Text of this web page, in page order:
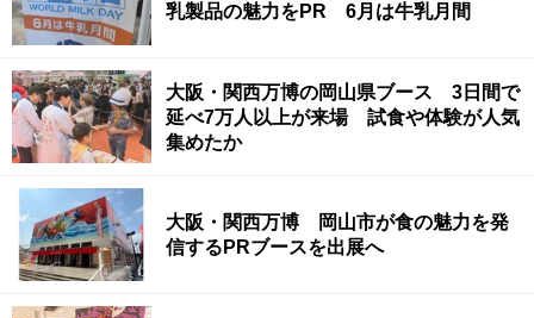
乳製品の魅力をPR 6月は牛乳月間
大阪・関西万博の岡山県ブース 3日間で
延べ7万人以上が来場 試食や体験が人気
集めたか
大阪・関西万博 岡山市が食の魅力を発
信するPRブースを出展へ